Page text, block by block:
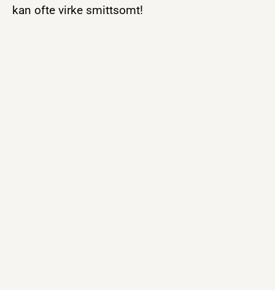
kan ofte virke smittsomt!